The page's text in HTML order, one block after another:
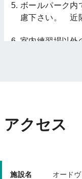
ボールパーク内
慮下さい。 近
室内練習場以外
バッティングマ
スパイクの使用
アクセス
施設名 オード